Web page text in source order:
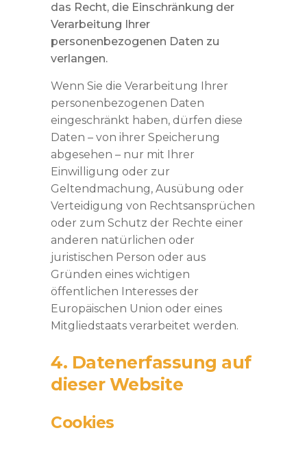
das Recht, die Einschränkung der
Verarbeitung Ihrer
personenbezogenen Daten zu
verlangen.
Wenn Sie die Verarbeitung Ihrer
personenbezogenen Daten
eingeschränkt haben, dürfen diese
Daten – von ihrer Speicherung
abgesehen – nur mit Ihrer
Einwilligung oder zur
Geltendmachung, Ausübung oder
Verteidigung von Rechtsansprüchen
oder zum Schutz der Rechte einer
anderen natürlichen oder
juristischen Person oder aus
Gründen eines wichtigen
öffentlichen Interesses der
Europäischen Union oder eines
Mitgliedstaats verarbeitet werden.
4. Datenerfassung auf
dieser Website
Cookies